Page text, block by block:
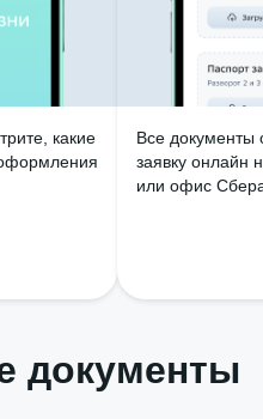
какие
Все документы
заявку онлайн
или офис
документы